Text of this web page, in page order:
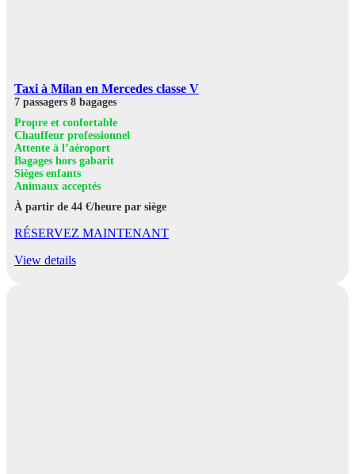
Taxi à Milan en Mercedes classe V
7 passagers 8 bagages
Propre et confortable
Chauffeur professionnel
Attente à l’aéroport
Bagages hors gabarit
Sièges enfants
Animaux acceptés
À partir de 44 €/heure par siège
RÉSERVEZ MAINTENANT
View details